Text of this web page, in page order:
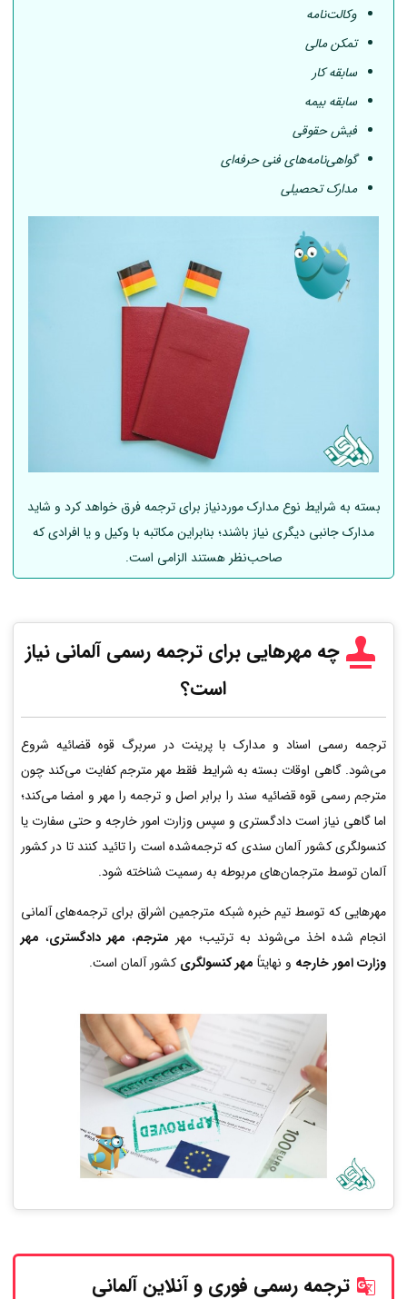
وکالت‌نامه
تمکن مالی
سابقه کار
سابقه بیمه
فیش حقوقی
گواهی‌نامه‌های فنی حرفه‌ای
مدارک تحصیلی
بسته به شرایط نوع مدارک موردنیاز برای ترجمه فرق خواهد کرد و شاید
مدارک جانبی دیگری نیاز باشند؛ بنابراین مکاتبه با وکیل و یا افرادی که
صاحب‌نظر هستند الزامی است.
چه مهرهایی برای ترجمه رسمیآلمانی نیاز
است؟
ترجمه رسمی اسناد و مدارک با پرینت در سربرگ قوه قضائیه شروع
می‌شود. گاهی اوقات بسته به شرایط فقط مهر مترجم کفایت می‌کند چون
مترجم رسمی قوه قضائیه سند را برابر اصل و ترجمه را مهر و امضا می‌کند؛
اما گاهی نیاز است دادگستری و سپس وزارت امور خارجه و حتی سفارت یا
کنسولگری کشور آلمان سندی که ترجمه‌شده است را تائید کنند تا در کشور
آلمان توسط مترجمان‌های مربوطه به رسمیت شناخته شود.
مهرهایی که توسط تیم خبره شبکه مترجمین اشراق برای ترجمه‌های آلمانی
انجام شده اخذ می‌شوند به ترتیب؛ مهر مترجم، مهر دادگستری، مهر
وزارت امور خارجه و نهایتاً مهر کنسولگری کشور آلمان است.
ترجمه رسمی فوری و آنلاینآلمانی